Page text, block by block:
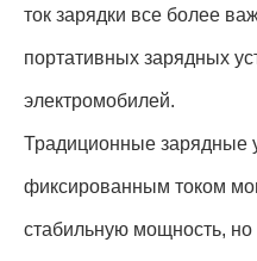
ток зарядки все более
портативных зарядных
электромобилей.
Традиционные зарядные
фиксированным током
стабильную мощность, но